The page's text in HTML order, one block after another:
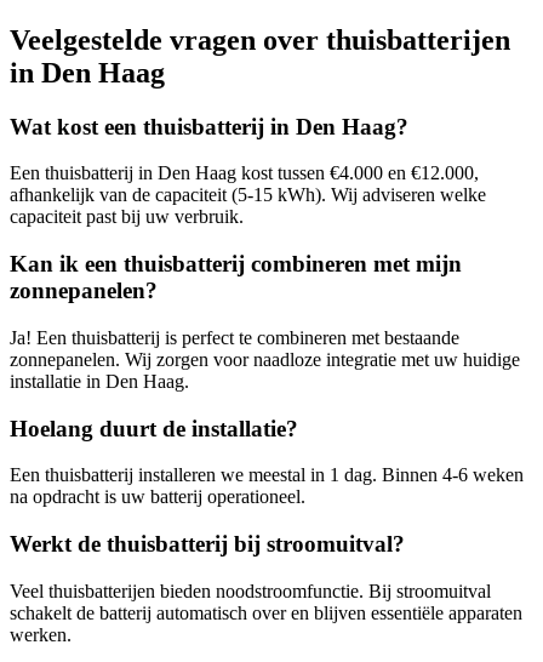
Veelgestelde vragen over thuisbatterijen
in Den Haag
Wat kost een thuisbatterij in Den Haag?
Een thuisbatterij in Den Haag kost tussen €4.000 en €12.000,
afhankelijk van de capaciteit (5-15 kWh). Wij adviseren welke
capaciteit past bij uw verbruik.
Kan ik een thuisbatterij combineren met mijn
zonnepanelen?
Ja! Een thuisbatterij is perfect te combineren met bestaande
zonnepanelen. Wij zorgen voor naadloze integratie met uw huidige
installatie in Den Haag.
Hoelang duurt de installatie?
Een thuisbatterij installeren we meestal in 1 dag. Binnen 4-6 weken
na opdracht is uw batterij operationeel.
Werkt de thuisbatterij bij stroomuitval?
Veel thuisbatterijen bieden noodstroomfunctie. Bij stroomuitval
schakelt de batterij automatisch over en blijven essentiële apparaten
werken.